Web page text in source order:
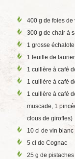
400 g de foies de
300 g de chair à
1 grosse échalote
1 feuille de laurier
1 cuillère à café
1 cuillère à café
1 cuillère à café
muscade, 1
clous de girofles)
10 cl de vin blanc
5 cl de Cognac
25 g de